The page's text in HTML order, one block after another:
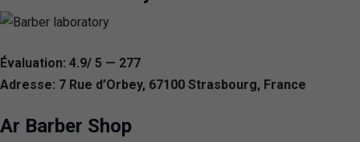
Évaluation: 4.9/ 5 — 277
Adresse: 7 Rue d’Orbey, 67100 Strasbourg, France
Ar Barber Shop